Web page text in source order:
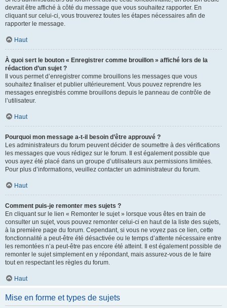
devrait être affiché à côté du message que vous souhaitez rapporter. En
cliquant sur celui-ci, vous trouverez toutes les étapes nécessaires afin de
rapporter le message.
Haut
À quoi sert le bouton « Enregistrer comme brouillon » affiché lors de la
rédaction d’un sujet ?
Il vous permet d’enregistrer comme brouillons les messages que vous
souhaitez finaliser et publier ultérieurement. Vous pouvez reprendre les
messages enregistrés comme brouillons depuis le panneau de contrôle de
l’utilisateur.
Haut
Pourquoi mon message a-t-il besoin d’être approuvé ?
Les administrateurs du forum peuvent décider de soumettre à des vérifications
les messages que vous rédigez sur le forum. Il est également possible que
vous ayez été placé dans un groupe d’utilisateurs aux permissions limitées.
Pour plus d’informations, veuillez contacter un administrateur du forum.
Haut
Comment puis-je remonter mes sujets ?
En cliquant sur le lien « Remonter le sujet » lorsque vous êtes en train de
consulter un sujet, vous pouvez remonter celui-ci en haut de la liste des sujets,
à la première page du forum. Cependant, si vous ne voyez pas ce lien, cette
fonctionnalité a peut-être été désactivée ou le temps d’attente nécessaire entre
les remontées n’a peut-être pas encore été atteint. Il est également possible de
remonter le sujet simplement en y répondant, mais assurez-vous de le faire
tout en respectant les règles du forum.
Haut
Mise en forme et types de sujets